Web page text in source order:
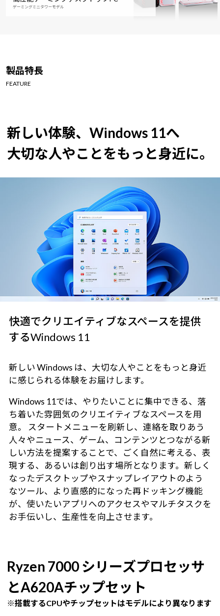
ゲーミングミニタワーモデル
製品特長
FEATURE
新しい体験、Windows 11へ
大切な人やことをもっと身近に。
快適でクリエイティブなスペースを提供
するWindows 11
新しい Windows は、大切な人やことをもっと身近
に感じられる体験をお届けします。
Windows 11では、やりたいことに集中できる、落
ち着いた雰囲気のクリエイティブなスペースを用
意。 スタートメニューを刷新し、連絡を取りあう
人々やニュース、ゲーム、コンテンツとつながる新
しい方法を提案することで、ごく自然に考える、表
現する、あるいは創り出す場所となります。新しく
なったデスクトップやスナップレイアウトのよう
なツール、より直感的になった再ドッキング機能
が、使いたいアプリへのアクセスやマルチタスクを
お手伝いし、生産性を向上させます。
Ryzen 7000 シリーズプロセッサ
とA620Aチップセット
※搭載するCPUやチップセットはモデルにより異なります